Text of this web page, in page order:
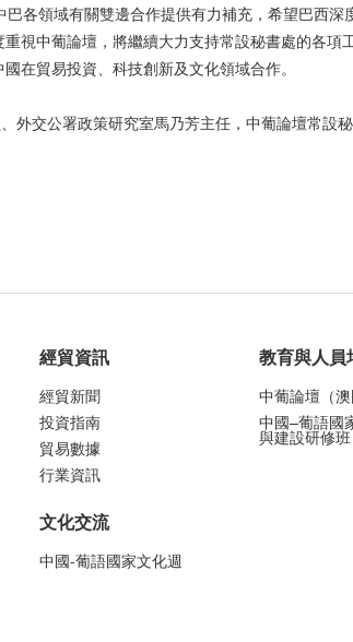
各領域有關雙邊合作提供有力補充，希望巴西深
視中葡論壇，將繼續大力支持常設秘書處的各項
在貿易投資、科技創新及文化領域合作。
外交公署政策研究室馬乃芳主任，中葡論壇常設
經貿資訊
經貿新聞
投資指南
貿易數據
行業資訊
文化交流
中國-葡語國家文化週
教育與人員
中葡論壇（
中國–葡語國
與建設研修班